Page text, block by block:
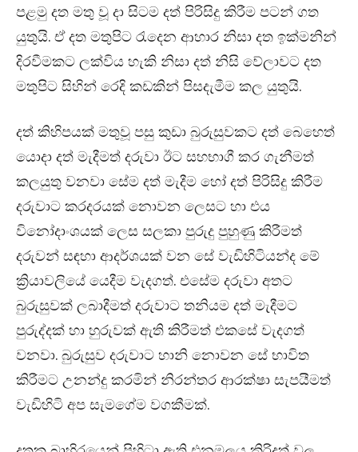
පළමු දත මතු වූ දා සිටම දත් පිරිසිදු කිරීම පටන් ගත
යුතුයි. ඒ දත මතුපිට රැදෙන ආහාර නිසා දත ඉක්මනින්
දිරවීමකට ලක්විය හැකි නිසා දත් නිසි වේලාවට දත
මතුපිට සිහින් රෙදි කඩකින් පිසදැමීම කල යුතුයි.
දත් කිහිපයක් මතුවූ පසු කුඩා බුරුසුවකට දත් බෙහෙත්
යොදා දත් මැදීමත් දරුවා ඊට සහභාගී කර ගැනීමත්
කලයුතු වනවා සේම දත් මැදීම හෝ දත් පිරිසිදු කිරීම
දරුවාට කරදරයක් නොවන ලෙසට හා එය
විනෝදාංශයක් ලෙස සලකා පුරුදු පුහුණු කිරීමත්
දරුවන් සඳහා ආදර්ශයක් වන සේ වැඩිහිටියන්ද මේ
ක්‍රියාවලියේ යෙදීම වැදගත්. එසේම දරුවා අතට
බුරුසුවක් ලබාදීමත් දරුවාට තනියම දත් මැදීමට
පුරුද්දක් හා හුරුවක් ඇති කිරීමත් එකසේ වැදගත්
වනවා. බුරුසුව දරුවාට හානි නොවන සේ භාවිත
කිරීමට උනන්දු කරමින් නිරන්තර ආරක්ෂා සැපයීමත්
වැඩිහිටි අප සැමගේම වගකීමක්.